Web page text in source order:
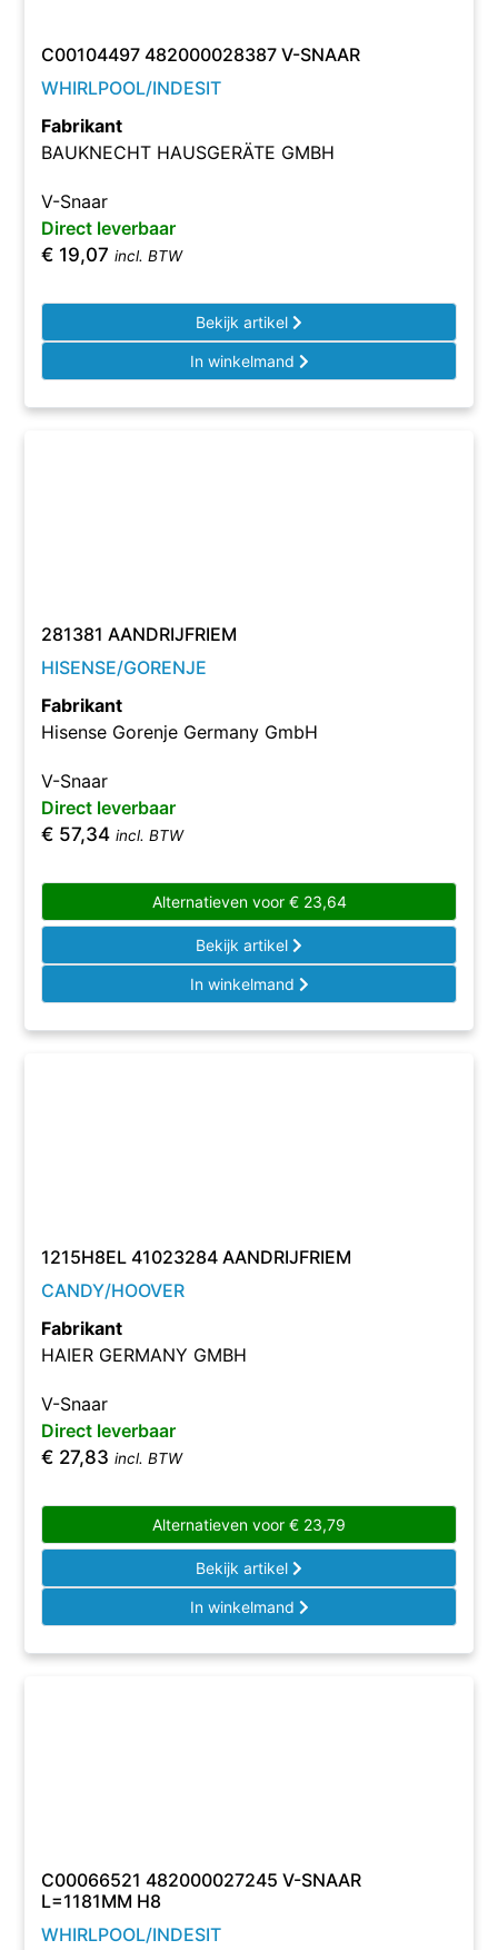
C00104497 482000028387 V-SNAAR
WHIRLPOOL/INDESIT
Fabrikant
BAUKNECHT HAUSGERÄTE GMBH
V-Snaar
Direct leverbaar
€ 19,07 incl. BTW
Bekijk artikel
In winkelmand
281381 AANDRIJFRIEM
HISENSE/GORENJE
Fabrikant
Hisense Gorenje Germany GmbH
V-Snaar
Direct leverbaar
€ 57,34 incl. BTW
Alternatieven voor €23,64
Bekijk artikel
In winkelmand
1215H8EL 41023284 AANDRIJFRIEM
CANDY/HOOVER
Fabrikant
HAIER GERMANY GMBH
V-Snaar
Direct leverbaar
€ 27,83 incl. BTW
Alternatieven voor € 23,79
Bekijk artikel
In winkelmand
C00066521 482000027245 V-SNAAR
L=1181MM H8
WHIRLPOOL/INDESIT